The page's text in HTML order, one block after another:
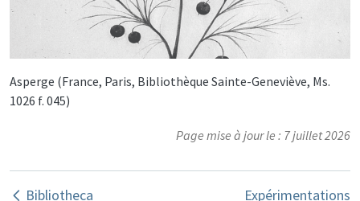
Asperge (France, Paris, Bibliothèque Sainte-Geneviève, Ms.
1026 f. 045)
Page mise à jour le : 7 juillet 2026
Bibliotheca
Expérimentations